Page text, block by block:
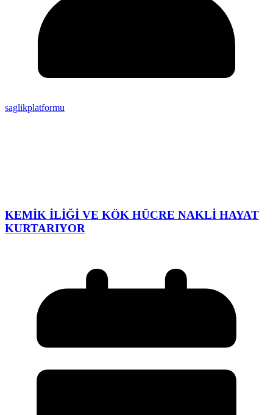
saglikplatformu
KEMİK İLİĞİ VE KÖK HÜCRE NAKLİ HAYAT
KURTARIYOR